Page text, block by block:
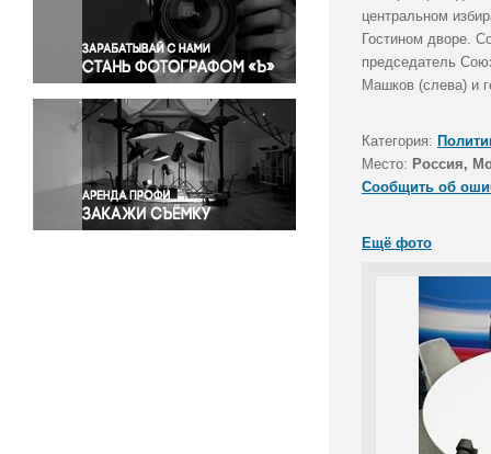
Правосудие
Происшествия и конфликты
Религия
Светская жизнь
Спорт
Экология
Экономика и бизнес
центральном
Гостином дворе.
председатель
Машков (слева) и
Категория:
Место: Россия,
Сообщить об
Ещё фото